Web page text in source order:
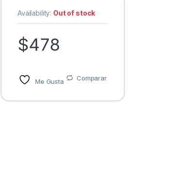
Availability: Out of stock
$478
Me Gusta Comparar